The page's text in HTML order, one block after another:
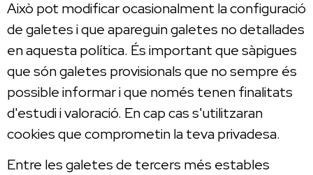
Això pot modificar ocasionalment la configuració
de galetes i que apareguin galetes no detallades
en aquesta política. És important que sàpigues
que són galetes provisionals que no sempre és
possible informar i que només tenen finalitats
d'estudi i valoració. En cap cas s'utilitzaran
cookies que comprometin la teva privadesa.
Entre les galetes de tercers més estables